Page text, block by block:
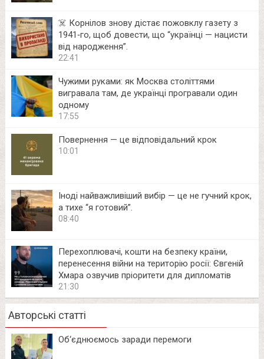
☠️ Корнілов знову дістає пожовклу газету з
1941‑го, щоб довести, що “українці — нацисти
від народження”.
22:41
Чужими руками: як Москва століттями
вигравала там, де українці програвали один
одному
17:55
Повернення — це відповідальний крок
10:01
Іноді найважливіший вибір — це не гучний крок,
а тихе “я готовий”.
08:40
Перехоплювачі, кошти на безпеку країни,
перенесення війни на територію росії: Євгеній
Хмара озвучив пріоритети для дипломатів
21:30
Авторські статті
Об‘єднюємось заради перемоги